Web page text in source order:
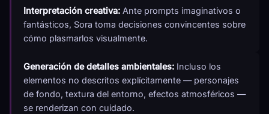
Interpretación creativa: Ante prompts imaginativos o
fantásticos, Sora toma decisiones convincentes sobre
cómo plasmarlos visualmente.
Generación de detalles ambientales: Incluso los
elementos no descritos explícitamente — personajes
de fondo, textura del entorno, efectos atmosféricos —
se renderizan con cuidado.